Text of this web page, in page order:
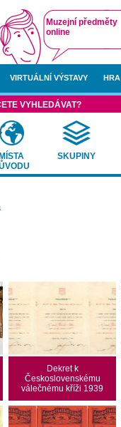
Muzejní předměty
online
VIRTUÁLNÍ VÝSTAVY HRA
VYHLEDÁVAT?
MÍSTA
SKUPINY
Dekret k
Československému
válečnému kříži 1939